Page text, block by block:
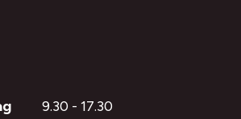
9.30 - 17.30